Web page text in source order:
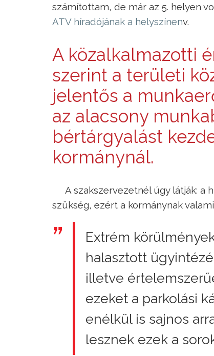
számítottam, de már az 5. helyen
ATV híradójának a helyszínenv.
A közalkalmazotti
szerint a területi
jelentős a
az alacsony
bértárgyalást
kormánynál.
A szakszervezetnél úgy látják: a
szükség, ezért a kormánynak
Extrém
halasztott
illetve
ezeket a parkolási
enélkül is sajnos
lesznek ezek a